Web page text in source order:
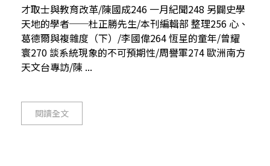
才取士與教育改革/陳國成246 一月紀聞248 另闢史學
天地的學者──杜正勝先生/本刊編輯部 整理256 心、
葛德爾與複雜度（下）/李國偉264 恆星的童年/曾耀
寰270 談系統現象的不可預期性/周譽軍274 歐洲南方
天文台專訪/陳 ...
閱讀全文